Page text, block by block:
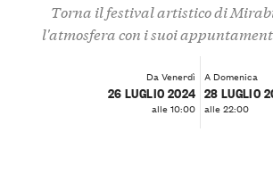
Torna il festival artistico di
l'atmosfera con i suoi
Da Venerdì
26 LUGLIO 2024
alle 10:00
A Domenica
28 LUGLIO
alle 22:00